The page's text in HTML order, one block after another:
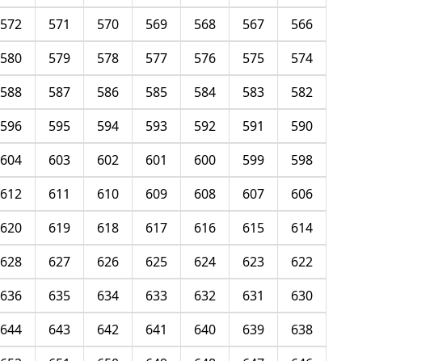
566
567
568
569
570
571
572
574
575
576
577
578
579
580
582
583
584
585
586
587
588
590
591
592
593
594
595
596
598
599
600
601
602
603
604
606
607
608
609
610
611
612
614
615
616
617
618
619
620
622
623
624
625
626
627
628
630
631
632
633
634
635
636
638
639
640
641
642
643
644